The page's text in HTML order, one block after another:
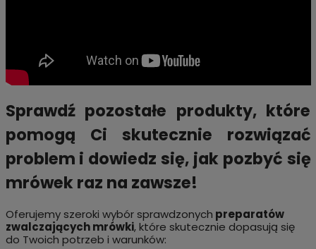
Sprawdź pozostałe produkty, które
pomogą Ci skutecznie rozwiązać
problem i dowiedz się, jak pozbyć się
mrówek raz na zawsze!
Oferujemy szeroki wybór sprawdzonych preparatów
zwalczających mrówki, które skutecznie dopasują się
do Twoich potrzeb i warunków: